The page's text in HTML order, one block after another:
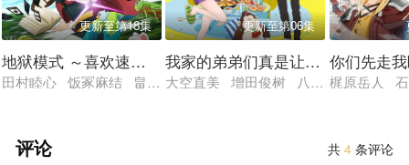
更新至第18集
地狱模式 ～喜欢速通游戏的玩家在废设定异世界无双～
田村睦心 饭冢麻结 畠中祐 千本木彩花 石川英郎 大原沙耶
更新至第06集
我家的弟弟们真是让您费心了
大空直美 增田俊树 八代拓 小野贤
你们先走
梶原岳人
共4 条评论
评论